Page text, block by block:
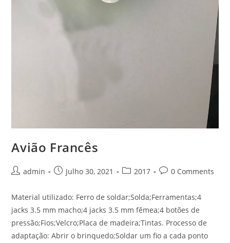
Avião Francês
Postadmin
PostJulho 30, 2021
Post2017
Post0 Comments
Material utilizado: Ferro de soldar;Solda;Ferramentas;4
jacks 3.5 mm macho;4 jacks 3.5 mm fêmea;4 botões de
pressão;Fios;Velcro;Placa de madeira;Tintas. Processo de
adaptação: Abrir o brinquedo;Soldar um fio a cada ponto